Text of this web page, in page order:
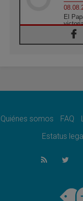
El
León
el
La
Quiénes somos FAQ
Estatus legal